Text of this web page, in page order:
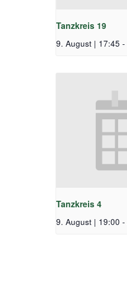
Tanzkreis 19
9. August | 17:45 -
Tanzkreis 4
9. August | 19:00 -